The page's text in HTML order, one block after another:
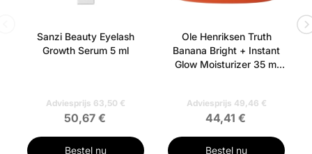
Sanzi Beauty Eyelash
Growth Serum 5 ml
Adviesprijs 63,50 €
50,67 €
Bestel nu
Ole Henriksen Truth
Banana Bright + Instant
Glow Moisturizer 35 ml
Adviesprijs 49,46 €
44,41 €
Bestel nu